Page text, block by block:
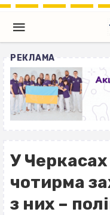
РЕКЛАМА
У
чотирма
з них –